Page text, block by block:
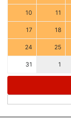
10 11
17 18
24 25
31 1